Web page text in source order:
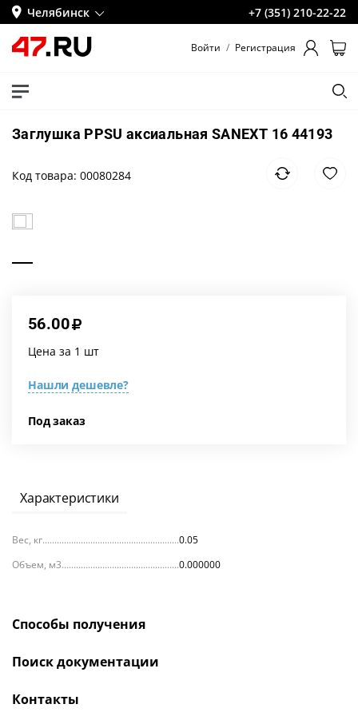
Челябинск +7 (351) 210-22-22
Войти / Регистрация
Заглушка PPSU аксиальная SANEXT 16 44193
Код товара: 00080284
56.00
Нашли дешевле?
Цена за 1 шт
Под заказ
Характеристики
Вес, кг
0.05
Объем, м3
0.000000
Способы получения
Поиск документации
Контакты